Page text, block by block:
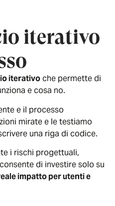
iterativo
iterativoche permette di
e cosa no.
e il processo
mirate e le testiamo
una riga di codice.
i rischi progettuali,
di investire solo su
impatto per utenti e